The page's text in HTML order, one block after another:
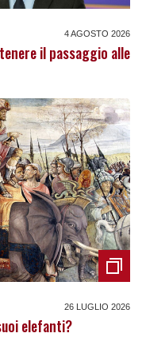
4 AGOSTO 2026
il passaggio alle
26 LUGLIO 2026
elefanti?